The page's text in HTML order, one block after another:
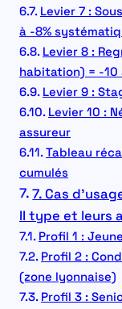
Levier 7 :
à -8%
Levier 8 :
habitation) = -10
Levier 9 :
Levier 10 :
assureur
Tableau
cumulés
7. Cas
II type et leurs
Profil 1 :
Profil 2 :
(zone lyonnaise)
Profil 3 :